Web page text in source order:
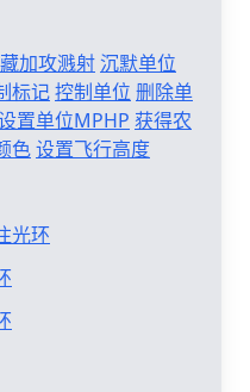
加攻溅射沉默单位
标记控制单位 删除单
置单位MPHP 获得农
色设置飞行高度
光环